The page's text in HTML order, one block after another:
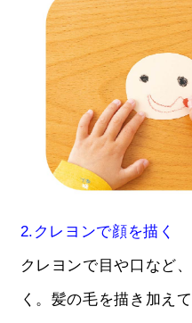
2.クレヨンで顔を描く
クレヨンで目や口など
く。髪の毛を描き加えて